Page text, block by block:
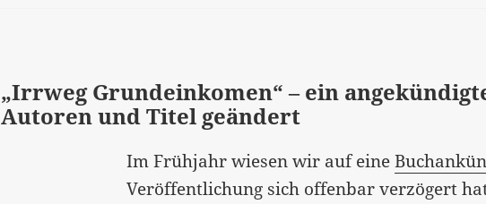
„Irrweg Grundeinkomen“ – ein
Autoren und Titel geändert
Im Frühjahr wiesen wir auf eine
Veröffentlichung sich offenbar verzögert